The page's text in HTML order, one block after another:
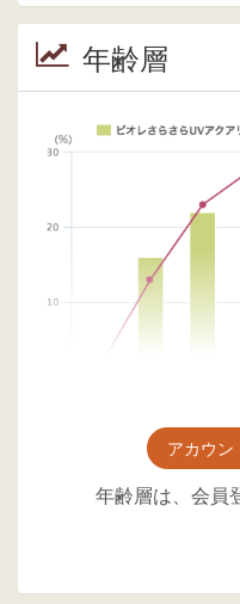
年齢層
アカウン
年齢層は、会員